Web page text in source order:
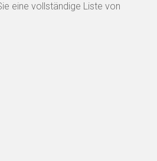
eine vollständige Liste von